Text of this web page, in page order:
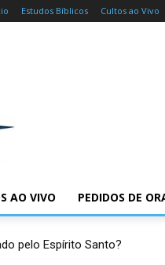
Estudos Bíblicos Cultos ao Vivo
AO VIVO PEDIDOS DE
pelo Espírito Santo?